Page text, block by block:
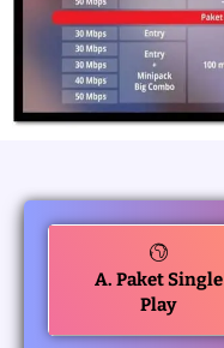
A. Paket Single
Play